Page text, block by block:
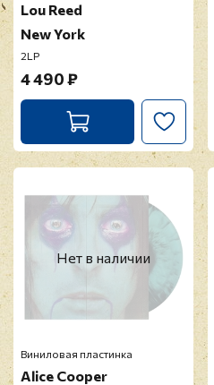
Lou Reed
New York
2LP
4 490 ₽
Нет в наличии
Виниловая пластинка
Alice Cooper